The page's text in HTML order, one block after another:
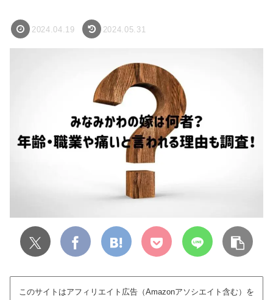
2024.04.19 2024.05.31
このサイトはアフィリエイト広告（Amazonアソシエイト含む）を